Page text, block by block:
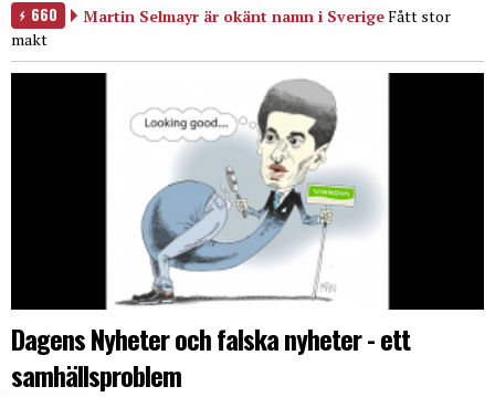
660 Martin Selmayr är okänt namn i SverigeFått stor
makt
Dagens Nyheter och falska nyheter - ett
samhällsproblem